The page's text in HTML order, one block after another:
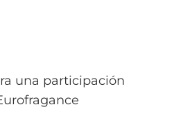
una participación